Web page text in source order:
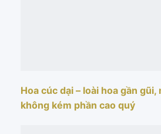
Hoa cúc dại – loài hoa gần
không kém phần cao quý